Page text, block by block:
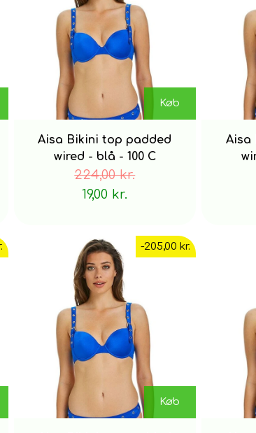
Køb
Aisa Bikini top padded
wired - blå - 100 C
224,00 kr.
19,00 kr.
Aisa
-205,00 kr.
Køb